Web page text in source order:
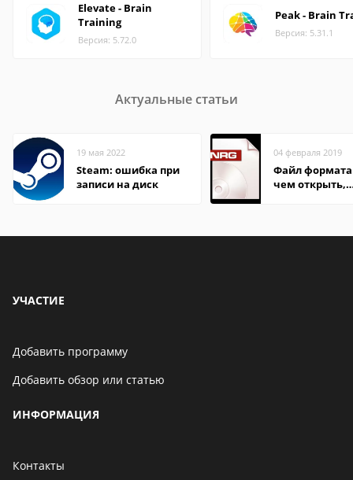
Elevate - Brain
Training
Версия: 5.72.0
Peak - Brain
Версия: 5.31.1
Актуальные статьи
19 мая 2022
Steam: ошибка при
записи на диск
04 февраля 2019
Файл формата
чем открыть,
УЧАСТИЕ
Добавить программу
Добавить обзор или статью
ИНФОРМАЦИЯ
Контакты